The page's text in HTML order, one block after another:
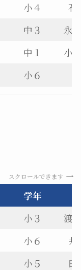
小４
石
中３
永
中１
小
小６
スクロールできます
学年
小３
渡
小６
井
小５
田